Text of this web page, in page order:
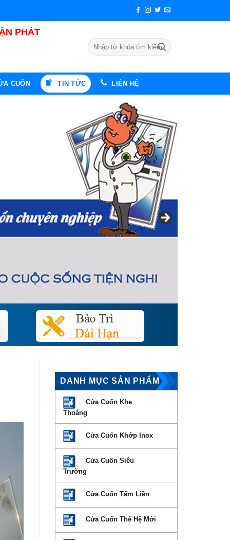
PHÁT
Tìm
kiếm:
CUỐN TIN TỨC LIÊN HỆ
DANH MỤC SẢN PHẨM
Cửa Cuốn Khe
Thoáng
Cửa Cuốn Khớp Inox
Cửa Cuốn Siêu
Trường
Cửa Cuốn Tấm Liền
Cửa Cuốn Thế Hệ Mới